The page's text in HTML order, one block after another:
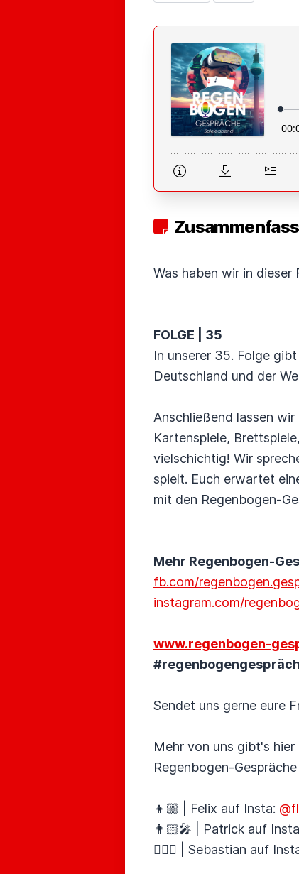
Was haben wir in
FOLGE | 35
In unserer 35. Folge
Deutschland und der
Anschließend lassen
Kartenspiele,
vielschichtig! Wir
spielt. Euch erwartet
mit den Regenbogen-
Mehr Regenbogen-
fb.com/
instagram.com/
www.regenbogen-
Sendet uns gerne eure
Mehr von uns gibt's
Regenbogen-
👦🏼 | Felix auf Insta:
👨🏻‍🎤 | Patrick auf
🚴🏼‍♂️ | Sebastian auf